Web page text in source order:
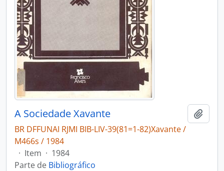
A Sociedade Xavante
BR DFFUNAI RJMI BIB-LIV-39(81=1-82)Xavante /
M466s / 1984
· Item · 1984
Parte de Bibliográfico